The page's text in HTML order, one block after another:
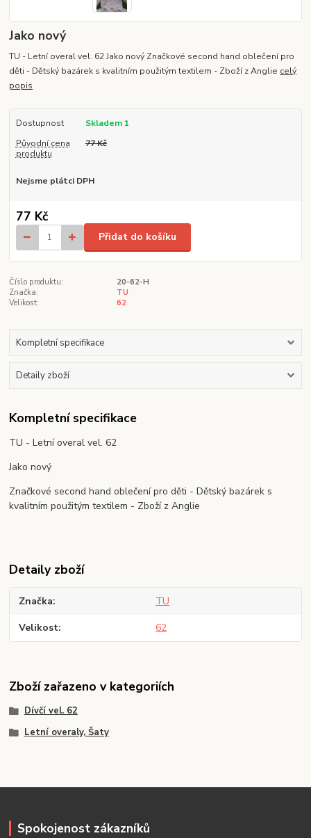
Jako nový
TU - Letní overal vel. 62 Jako nový Značkové second hand oblečení pro
děti - Dětský bazárek s kvalitním použitým textilem - Zboží z Anglie celý
popis
Dostupnost
Skladem 1
Původní cena
produktu
77 Kč
Nejsme plátci DPH
77 Kč
Přidat do košíku
Číslo produktu:
20-62-H
Značka:
TU
Velikost:
62
Kompletní specifikace
Detaily zboží
Kompletní specifikace
TU - Letní overal vel. 62
Jako nový
Značkové second hand oblečení pro děti - Dětský bazárek s
kvalitním použitým textilem - Zboží z Anglie
Detaily zboží
Značka TU
Velikost 62
Zboží zařazeno v kategoriích
Dívčí vel. 62
Letní overaly, Šaty
Spokojenost zákazníků